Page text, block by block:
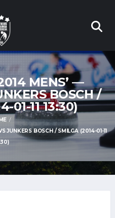
MENS’ —
BOSCH /
01-11 13:30)
JUNKERS BOSCH / SMILGA (2014-01-11